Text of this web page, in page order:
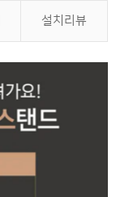
설치리뷰